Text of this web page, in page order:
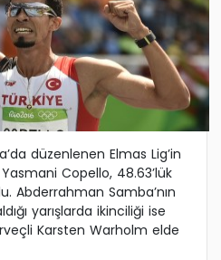
düzenlenen Elmas Lig’in
Yasmani Copello, 48.63’lük
Abderrahman Samba’nın
yarışlarda ikinciliği ise
Karsten Warholm elde